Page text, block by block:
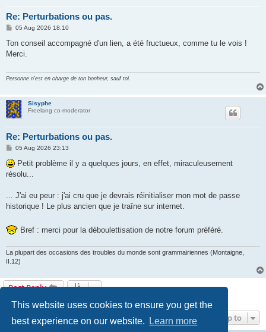
This website uses cookies to ensure you get the
best experience on our website.
Learn more
Re: Perturbations ou pas.
P
s
05 Aug 2026 18:10
Ton conseil accompagné d'un lien, a été fructueux, comme tu le vois !
Merci.
Personne n'est en charge de ton bonheur, sauf toi.
Sisyphe
Freelang co-moderator
Re: Perturbations ou pas.
P
s
t
05 Aug 2026 23:13
Petit problème il y a quelques jours, en effet, miraculeusement
résolu...
... J'ai eu peur : j'ai cru que je devrais réinitialiser mon mot de passe
historique ! Le plus ancien que je traîne sur internet.
Bref : merci pour la déboulettisation de notre forum préféré.
La plupart des occasions des troubles du monde sont grammairiennes (Montaigne,
II.12)
Post Reply
Jump to